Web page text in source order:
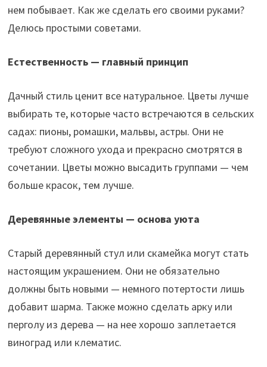
нем побывает. Как же сделать его своими руками?
Делюсь простыми советами.
Естественность — главный принцип
Дачный стиль ценит все натуральное. Цветы лучше
выбирать те, которые часто встречаются в сельских
садах: пионы, ромашки, мальвы, астры. Они не
требуют сложного ухода и прекрасно смотрятся в
сочетании. Цветы можно высадить группами — чем
больше красок, тем лучше.
Деревянные элементы — основа уюта
Старый деревянный стул или скамейка могут стать
настоящим украшением. Они не обязательно
должны быть новыми — немного потертости лишь
добавит шарма. Также можно сделать арку или
перголу из дерева — на нее хорошо заплетается
виноград или клематис.